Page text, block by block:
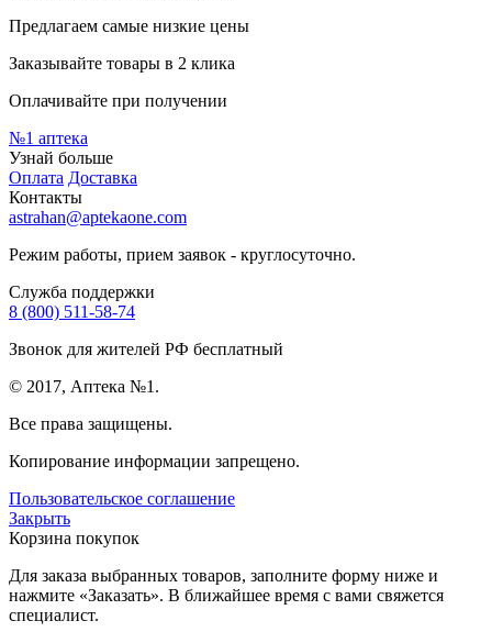
Предлагаем самые низкие цены
Заказывайте товары в 2 клика
Оплачивайте при получении
№1 аптека
Узнай больше
Оплата Доставка
Контакты
astrahan@aptekaone.com
Режим работы, прием заявок - круглосуточно.
Служба поддержки
8 (800) 511-58-74
Звонок для жителей РФ бесплатный
© 2017, Аптека №1.
Все права защищены.
Копирование информации запрещено.
Пользовательское соглашение
Закрыть
Корзина покупок
Для заказа выбранных товаров, заполните форму ниже и
нажмите «Заказать». В ближайшее время с вами свяжется
специалист.